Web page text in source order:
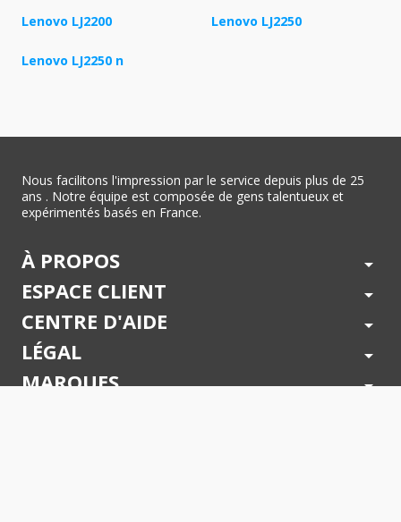
Lenovo LJ2200 Lenovo LJ2250
Lenovo LJ2250 n
Nous facilitons l'impression par le service depuis plus de 25
ans . Notre équipe est composée de gens talentueux et
expérimentés basés en France.
À PROPOS arrow_drop_down
ESPACE CLIENT arrow_drop_down
CENTRE D'AIDE arrow_drop_down
LÉGAL arrow_drop_down
MARQUES arrow_drop_down